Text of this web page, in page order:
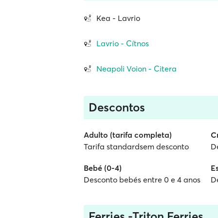
Kea - Lavrio
Lavrio - Cítnos
Neapoli Voion - Citera
Descontos
Adulto (tarifa completa)
Tarifa standardsem desconto
Bebé (0-4)
Desconto bebés entre 0 e 4 anos